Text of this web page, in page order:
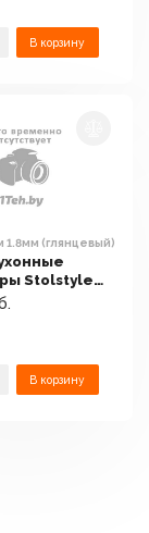
В корзину
1.8мм (глянцевый)
Stolstyle
1.8мм
В корзину